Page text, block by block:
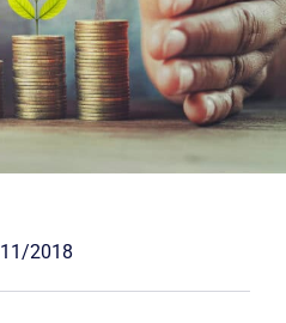
2018